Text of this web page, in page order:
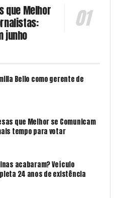
que Melhor
junho
Bello como gerente de
que Melhor se Comunicam
tempo para votar
acabaram? Veículo
24 anos de existência